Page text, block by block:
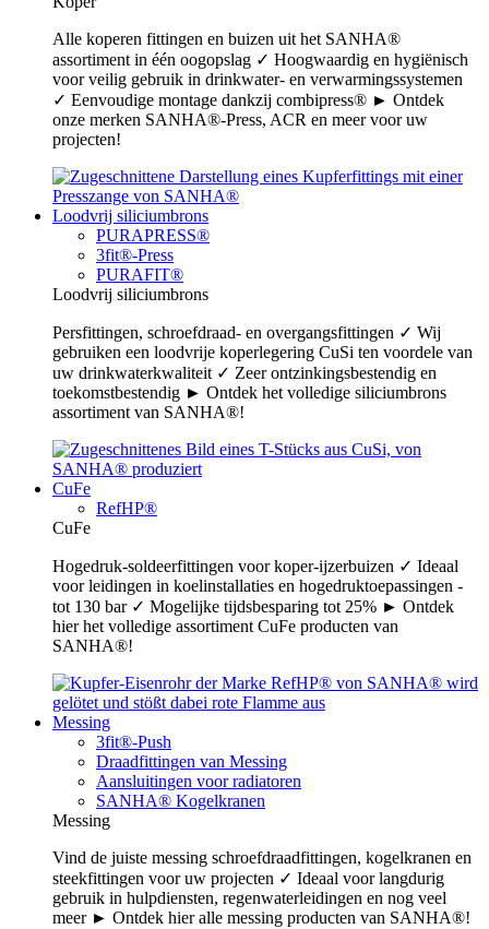
Alle koperen fittingen en buizen uit het SANHA®
assortiment in één oogopslag ✓ Hoogwaardig en hygiënisch
voor veilig gebruik in drinkwater- en verwarmingssystemen
✓ Eenvoudige montage dankzij combipress® ► Ontdek
onze merken SANHA®-Press, ACR en meer voor uw
projecten!
Loodvrij siliciumbrons
PURAPRESS®
3fit®-Press
PURAFIT®
Loodvrij siliciumbrons
Persfittingen, schroefdraad- en overgangsfittingen ✓ Wij
gebruiken een loodvrije koperlegering CuSi ten voordele van
uw drinkwaterkwaliteit ✓ Zeer ontzinkingsbestendig en
toekomstbestendig ► Ontdek het volledige siliciumbrons
assortiment van SANHA®!
CuFe
RefHP®
CuFe
Hogedruk-soldeerfittingen voor koper-ijzerbuizen ✓ Ideaal
voor leidingen in koelinstallaties en hogedruktoepassingen -
tot 130 bar ✓ Mogelijke tijdsbesparing tot 25% ► Ontdek
hier het volledige assortiment CuFe producten van
SANHA®!
Messing
3fit®-Push
Draadfittingen van Messing
Aansluitingen voor radiatoren
SANHA® Kogelkranen
Messing
Vind de juiste messing schroefdraadfittingen, kogelkranen en
steekfittingen voor uw projecten ✓ Ideaal voor langdurig
gebruik in hulpdiensten, regenwaterleidingen en nog veel
meer ► Ontdek hier alle messing producten van SANHA®!